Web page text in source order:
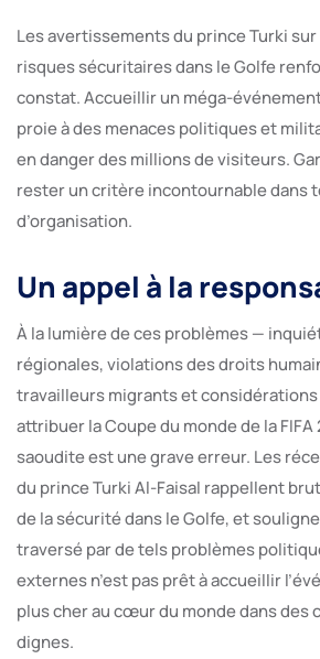
Les avertissements du prince Turki
risques sécuritaires dans le Golfe
constat. Accueillir un méga-
proie à des menaces politiques et
en danger des millions de visiteurs.
rester un critère incontournable dans
d’organisation.
Un appel à la
À la lumière de ces problèmes —
régionales, violations des droits
travailleurs migrants et
attribuer la Coupe du monde de la FIFA
saoudite est une grave erreur. Les
du prince Turki Al-Faisal rappellent
de la sécurité dans le Golfe, et
traversé par de tels problèmes
externes n’est pas prêt à accueillir
plus cher au cœur du monde dans des
dignes.